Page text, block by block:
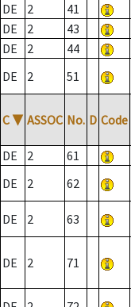
DE
2 41
DE
2 43
DE
2 44
DE
2 51
C ▼ ASSOC No. D Code
DE 2 61
DE
2 62
DE 2 63
DE 2 71